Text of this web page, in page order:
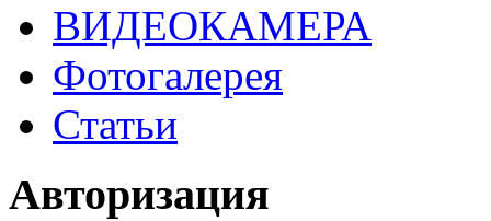
ВИДЕОКАМЕРА
Фотогалерея
Статьи
Авторизация